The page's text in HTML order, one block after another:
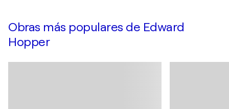
Obras más populares de Edward
Hopper